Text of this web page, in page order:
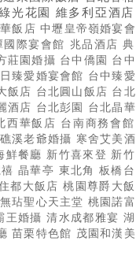
光花園 維多利亞酒店
飯店中壢皇帝嶺婚宴會
國際宴會館 兆品酒店典
莊園婚攝 台中僑園 台中
臻愛婚宴會館 台中臻愛
飯店 台北圓山飯店 台北
酒店 台北彭園 台北晶華
西華飯店 台南商務會館
溪老爺婚攝 寒舍艾美酒
鮮餐廳 新竹喜來登 新竹
禧晶華亭 東北角板橋台
都大飯店桃園尊爵大飯
玷聖心天主堂 桃園諾富
王婚攝清水成都雅宴 湖
苗栗特色館 茂園和漢美